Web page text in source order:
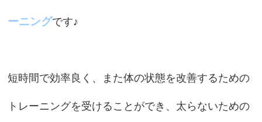
ーニングです♪
短時間で効率良く、また体の状態を改善するための
トレーニングを受けることができ、太らないための